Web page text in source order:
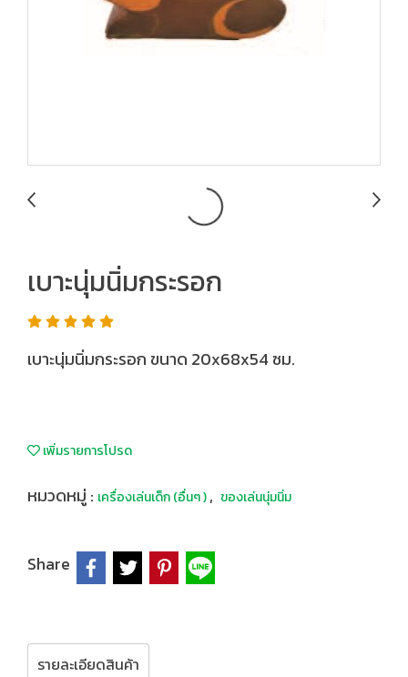
เบาะนุ่มนิ่มกระรอก
เบาะนุ่มนิ่มกระรอก ขนาด 20x68x54 ซม.
เพิ่มรายการโปรด
หมวดหมู่ : เครื่องเล่นเด็ก (อื่นๆ ), ของเล่นนุ่มนิ่ม
Share
รายละเอียดสินค้า